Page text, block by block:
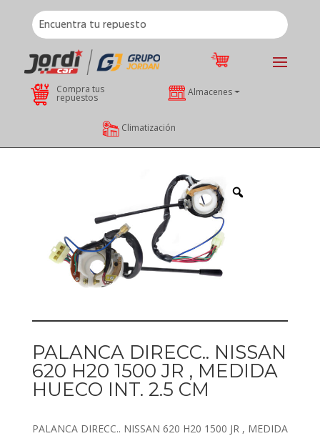
Compra tus
repuestos Almacenes
Climatización
PALANCA DIRECC.. NISSAN
620 H20 1500 JR , MEDIDA
HUECO INT. 2.5 CM
PALANCA DIRECC.. NISSAN 620 H20 1500 JR , MEDIDA